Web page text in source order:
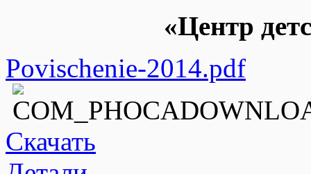
«Центр
Povischenie-2014.pdf
Скачать